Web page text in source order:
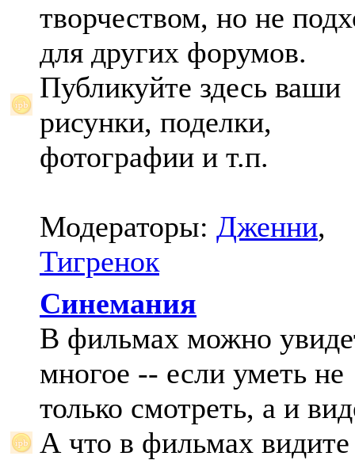
творчеством, но не
для других форумов.
Публикуйте здесь ваши
рисунки, поделки,
фотографии и т.п.
Модераторы: Дженни,
Тигренок
Синемания
В фильмах можно
многое -- если уметь не
только смотреть, а и
А что в фильмах видите